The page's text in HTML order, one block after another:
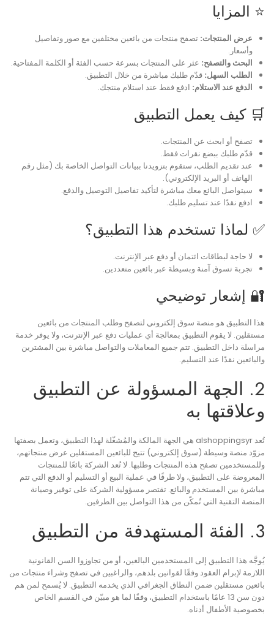
⭐ المزايا
عرض المنتجات: تصفح منتجات من بائعين مختلفين مع صور وتفاصيل
وأسعار.
البحث والتصفح: عثر على المنتجات بسرعة حسب الفئة أو الكلمة المفتاحية.
الطلب السهل: قدّم طلبك مباشرة من خلال التطبيق.
الدفع عند الاستلام: ادفع فقط عند استلام منتجك.
🛒 كيف يعمل التطبيق
تصفح أو ابحث عن المنتجات.
قدّم طلبك ببضع نقرات فقط.
عند تقديم الطلب، ستقوم بتزويدنا ببيانات التواصل الخاصة بك (مثل رقم
الهاتف أو البريد الإلكتروني).
سيتواصل البائع معك مباشرة لتأكيد تفاصيل التوصيل والدفع.
ادفع نقدًا عند تسليم طلبك.
✅ لماذا تستخدم هذا التطبيق؟
لا حاجة لبطاقات ائتمان أو دفع عبر الإنترنت.
تجربة تسوق آمنة وبسيطة عبر بائعين متعددين.
🔐 إشعار توضيحي
هذا التطبيق هو منصة سوق إلكتروني لتصفح وطلب المنتجات من بائعين
مستقلين. لا يقوم التطبيق بمعالجة أي عمليات دفع عبر الإنترنت، ولا يوفر خدمة
مراسلة داخل التطبيق. تتم جميع المعاملات والتواصل مباشرة بين المشترين
والبائعين نقدًا عند التسليم.
2. الجهة المسؤولة عن التطبيق
وعلاقتها به
تُعد alshoppingsyr هي الجهة المالكة والمُشغّلة لهذا التطبيق، وتعمل بصفتها
مزوّد منصة وسيطة (سوق إلكتروني) تتيح للبائعين المستقلين عرض منتجاتهم،
وللمستخدمين تصفح هذه المنتجات وطلبها. لا تُعد الشركة بائعًا للمنتجات
المعروضة على التطبيق، ولا طرفًا في عملية البيع أو التسليم أو الدفع التي تتم
مباشرة بين المستخدم والبائع. تقتصر مسؤولية الشركة على توفير وصيانة
المنصة التقنية التي تُمكّن من هذا التواصل بين الطرفين.
3. الفئة المستهدفة من التطبيق
يُوجَّه هذا التطبيق إلى المستخدمين البالغين، أو من تجاوزوا السن القانونية
اللازمة لإبرام العقود وفقًا لقوانين بلدهم، والراغبين في تصفح وشراء منتجات من
بائعين مستقلين ضمن النطاق الجغرافي الذي يخدمه التطبيق. لا يُسمح لمن هم
دون سن 13 عامًا باستخدام التطبيق، وفقًا لما هو مبيّن في القسم الخاص
بخصوصية الأطفال أدناه.